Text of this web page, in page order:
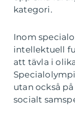
kategori.
Inom
intellektuell
att tävla i
utan också
socialt